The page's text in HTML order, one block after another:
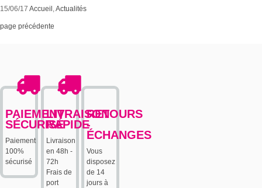
15/06/17 Accueil Actualités
page précédente
PAIEMENT
SÉCURISÉ
Paiement
100%
sécurisé
LIVRAISON
RAPIDE
Livraison
en 48h -
72h
Frais de
port
RETOURS
-
ÉCHANGES
Vous
disposez
de 14
jours à